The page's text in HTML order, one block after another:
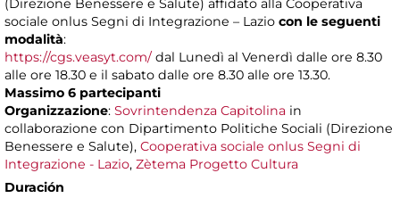
(Direzione Benessere e Salute) affidato alla Cooperativa
sociale onlus Segni di Integrazione – Lazio con le seguenti
modalità:
https://cgs.veasyt.com/dal Lunedì al Venerdì dalle ore 8.30
alle ore 18.30 e il sabato dalle ore 8.30 alle ore 13.30.
Massimo 6 partecipanti
Organizzazione: Sovrintendenza Capitolina in
collaborazione con Dipartimento Politiche Sociali (Direzione
Benessere e Salute), Cooperativa sociale onlus Segni di
Integrazione - Lazio, Zètema Progetto Cultura
Duración